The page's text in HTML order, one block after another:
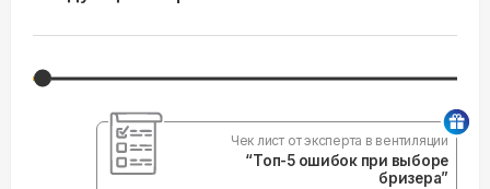
Чек лист от эксперта в вентиляции
“Топ-5 ошибок при выборе
бризера”